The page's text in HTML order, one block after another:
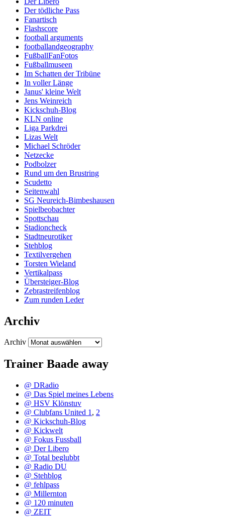
Der tödliche Pass
Fanartisch
Flashscore
football arguments
footballandgeography
FußballFanFotos
Fußballmuseen
Im Schatten der Tribüne
In voller Länge
Janus' kleine Welt
Jens Weinreich
Kickschuh-Blog
KLN online
Liga Parkdrei
Lizas Welt
Michael Schröder
Netzecke
Podbolzer
Rund um den Brustring
Scudetto
Seitenwahl
SG Neureich-Bimbeshausen
Spielbeobachter
Spottschau
Stadioncheck
Stadtneurotiker
Stehblog
Textilvergehen
Torsten Wieland
Vertikalpass
Übersteiger-Blog
Zebrastreifenblog
Zum runden Leder
Archiv
Archiv
Trainer Baade away
@ DRadio
@ Das Spiel meines Lebens
@ HSV Klönstuv
@ Clubfans United 1 , 2
@ Kickschuh-Blog
@ Kickwelt
@ Fokus Fussball
@ Der Libero
@ Total beglubbt
@ Radio DU
@ Stehblog
@ fehlpass
@ Millernton
@ 120 minuten
@ ZEIT